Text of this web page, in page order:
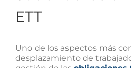
ETT
Uno de los aspectos más
desplazamiento de